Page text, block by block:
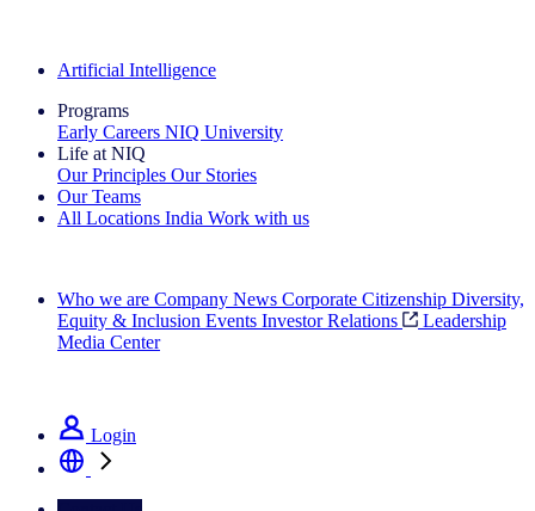
Artificial Intelligence
Programs
Early Careers NIQ University
Life at NIQ
Our Principles Our Stories
Our Teams
All Locations India Work with us
Who we are Company News Corporate Citizenship Diversity,
Equity & Inclusion Events Investor Relations
Leadership
Media Center
Login